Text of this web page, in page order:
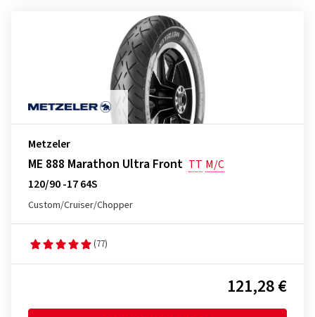
Metzeler
ME 888 Marathon Ultra Front TT M/C
120/90 -17 64S
Custom/Cruiser/Chopper
(77)
121,28 €